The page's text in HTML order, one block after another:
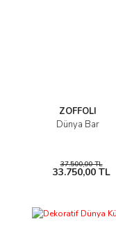
ZOFFOLI
Dünya Bar
37.500,00 TL
33.750,00 TL